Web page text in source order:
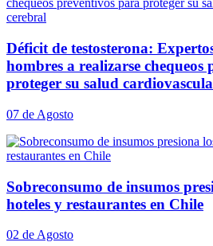
Déficit de testosterona:
hombres a realizarse chequeos
proteger su salud
07 de Agosto
Sobreconsumo de insumos
hoteles y restaurantes en Chile
02 de Agosto